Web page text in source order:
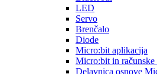
LED
Servo
Brenčalo
Diode
Micro:bit aplikacija
Micro:bit in računske
Delavnica osnove